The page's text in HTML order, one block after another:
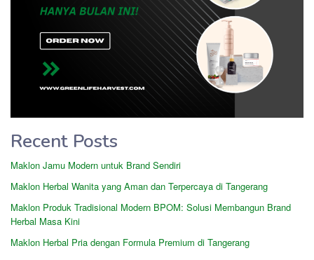
Recent Posts
Maklon Jamu Modern untuk Brand Sendiri
Maklon Herbal Wanita yang Aman dan Terpercaya di Tangerang
Maklon Produk Tradisional Modern BPOM: Solusi Membangun Brand
Herbal Masa Kini
Maklon Herbal Pria dengan Formula Premium di Tangerang